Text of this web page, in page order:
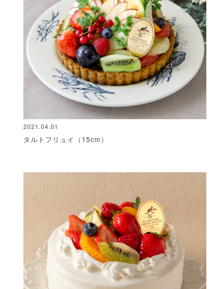
2021.04.01
タルトフリュイ（15cm）